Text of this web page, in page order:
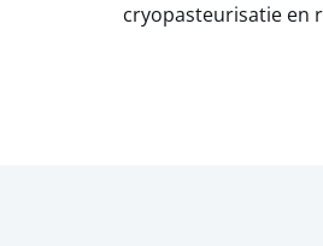
cryopasteurisatie en